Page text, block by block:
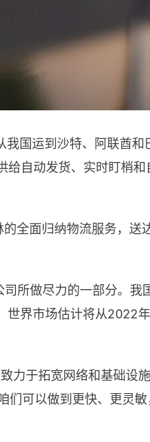
国运到沙特、阿联酋
自动发货、实时盯梢
全面归纳物流服务，
所做尽力的一部分。
界市场估计将从2022
力于拓宽网络和基础设
可以做到更快、更灵